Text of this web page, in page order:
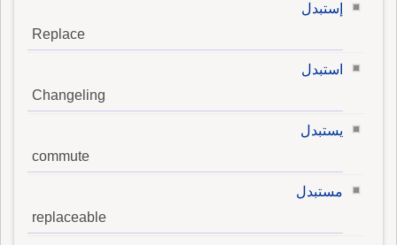
إستبدل
Replace
استبدل
Changeling
يستبدل
commute
مستبدل
replaceable